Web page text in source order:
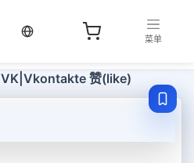
当前语言：中文
菜单
VK|Vkontakte 赞(like)